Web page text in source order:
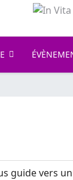
guide vers